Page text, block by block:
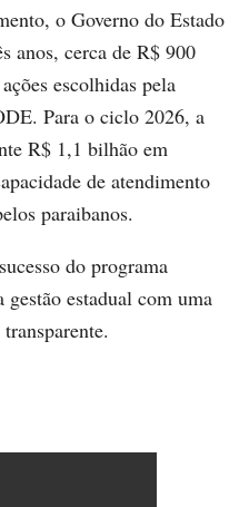
o Governo do Estado
anos, cerca de R$ 900
escolhidas pela
Para o ciclo 2026, a
R$ 1,1 bilhão em
de atendimento
paraibanos.
do programa
estadual com uma